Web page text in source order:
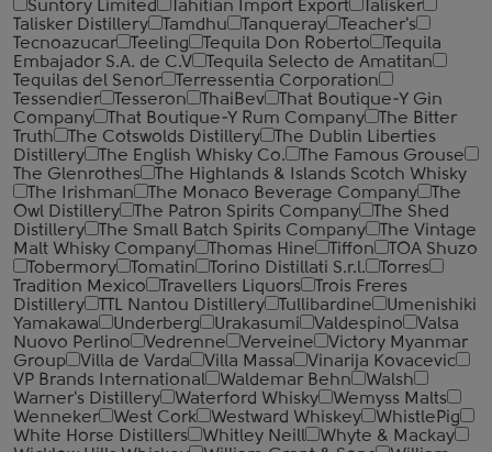
Suntory Limited
Tahitian Import Export
Talisker
Talisker Distillery
Tamdhu Tanqueray
Teacher's
Tecnoazucar
Teeling Tequila Don Roberto
Tequila
Embajador S.A. de C.V
Tequila Selecto de Amatitan
Tequilas del Senor
Terressentia Corporation
Tessendier
Tesseron ThaiBev
That Boutique-Y Gin
Company
That Boutique-Y Rum Company
The Bitter
Truth
The Cotswolds Distillery
The Dublin Liberties
Distillery
The English Whisky Co.
The Famous Grouse
The Glenrothes
The Highlands & Islands Scotch Whisky
The Irishman
The Monaco Beverage Company
The
Owl Distillery
The Patron Spirits Company
The Shed
Distillery
The Small Batch Spirits Company
The Vintage
Malt Whisky Company
Thomas Hine Tiffon
TOA Shuzo
Tobermory
Tomatin Torino Distillati S.r.l.
Torres
Tradition Mexico
Travellers Liquors
Trois Freres
Distillery
TTL Nantou Distillery Tullibardine
Umenishiki
Yamakawa
Underberg Urakasumi Valdespino
Valsa
Nuovo Perlino
Vedrenne Verveine
Victory Myanmar
Group
Villa de Varda Villa Massa
Vinarija Kovacevic
VP Brands International
Waldemar Behn
Walsh
Warner's Distillery
Waterford Whisky
Wemyss Malts
Wenneker
West Cork Westward Whiskey
WhistlePig
White Horse Distillers
Whitley Neill
Whyte & Mackay